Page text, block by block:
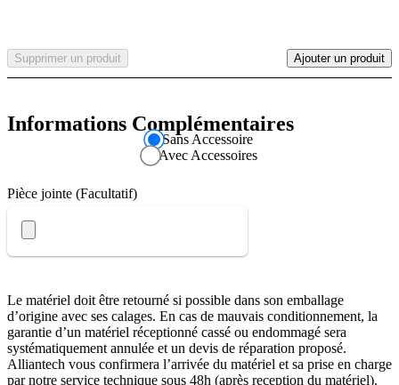
Ajouter un produit
Supprimer un produit
Informations Complémentaires
Sans Accessoire
Avec Accessoires
Pièce jointe (Facultatif)
Le matériel doit être retourné si possible dans son emballage
d’origine avec ses calages. En cas de mauvais conditionnement, la
garantie d’un matériel réceptionné cassé ou endommagé sera
systématiquement annulée et un devis de réparation proposé.
Alliantech vous confirmera l’arrivée du matériel et sa prise en charge
par notre service technique sous 48h (après reception du matériel).